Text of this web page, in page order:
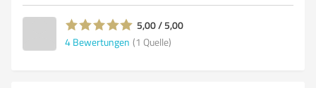
5,00 / 5,00
4 Bewertungen (1 Quelle)